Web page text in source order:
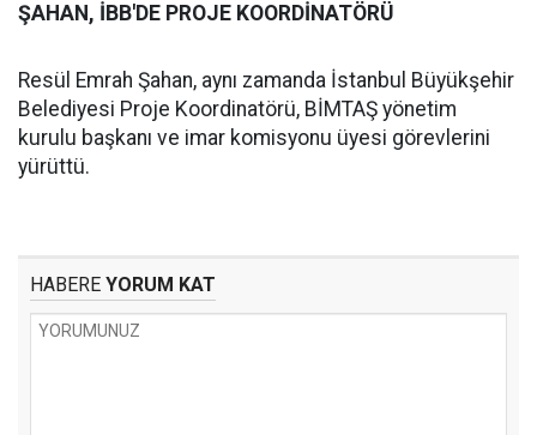
ŞAHAN, İBB'DE PROJE KOORDİNATÖRÜ
Resül Emrah Şahan, aynı zamanda İstanbul Büyükşehir
Belediyesi Proje Koordinatörü, BİMTAŞ yönetim
kurulu başkanı ve imar komisyonu üyesi görevlerini
yürüttü.
HABERE YORUM KAT